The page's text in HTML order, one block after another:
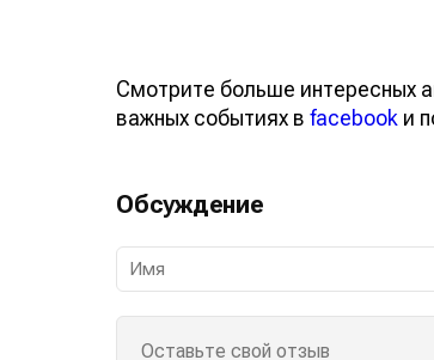
Смотрите больше интересных
важных событиях в facebook и
Обсуждение